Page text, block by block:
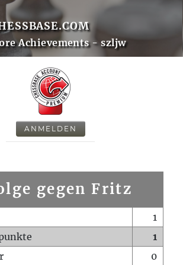
Achievements - szljw
ANMELDEN
gegen Fritz
1
1
0